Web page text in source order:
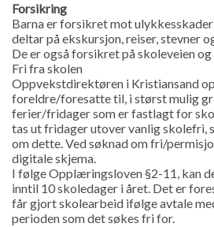
Forsikring
Barna er forsikret mot
deltar på ekskursjon, reiser, stevner
De er også forsikret på skoleveien
Fri fra skolen
Oppvekstdirektøren i Kristiansand
foreldre/foresatte til, i størst mulig
ferier/fridager som er fastlagt for
tas ut fridager utover vanlig skolefri,
om dette. Ved søknad om fri/
digitale skjema.
I følge Opplæringsloven §2-11, kan
inntil 10 skoledager i året. Det er
får gjort skolearbeid ifølge avtale
perioden som det søkes fri for.